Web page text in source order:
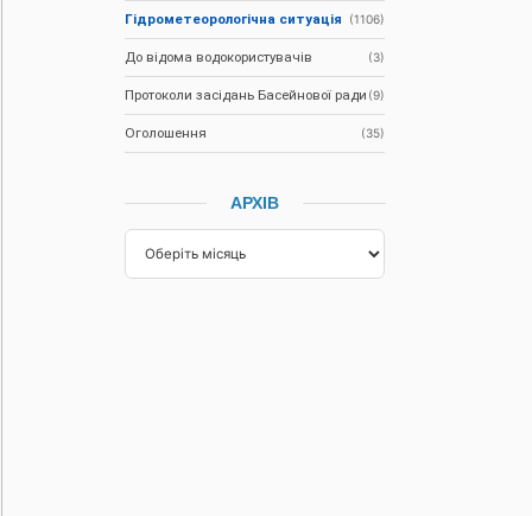
Гідрометеорологічна ситуація (1106)
До відома водокористувачів (3)
Протоколи засідань Басейнової ради (9)
Оголошення (35)
АРХІВ